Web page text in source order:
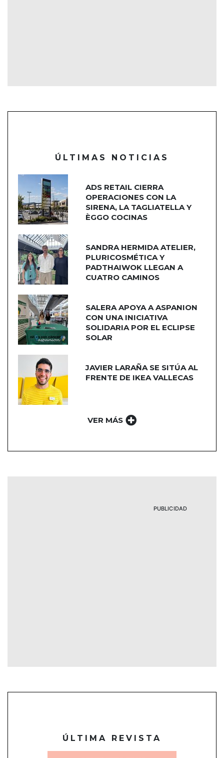
ÚLTIMAS NOTICIAS
ADS RETAIL CIERRA
OPERACIONES CON LA
SIRENA, LA TAGLIATELLA Y
ÈGGO COCINAS
SANDRA HERMIDA ATELIER,
PLURICOSMÉTICA Y
PADTHAIWOK LLEGAN A
CUATRO CAMINOS
SALERA APOYA A ASPANION
CON UNA INICIATIVA
SOLIDARIA POR EL ECLIPSE
SOLAR
JAVIER LARAÑA SE SITÚA AL
FRENTE DE IKEA VALLECAS
VER MÁS
PUBLICIDAD
ÚLTIMA REVISTA